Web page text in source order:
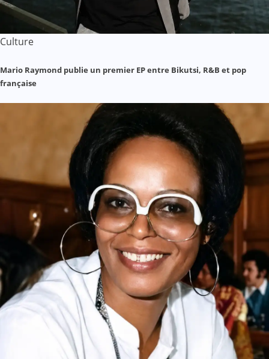
Culture
Mario Raymond publie un premier EP entre Bikutsi, R&B et pop
française